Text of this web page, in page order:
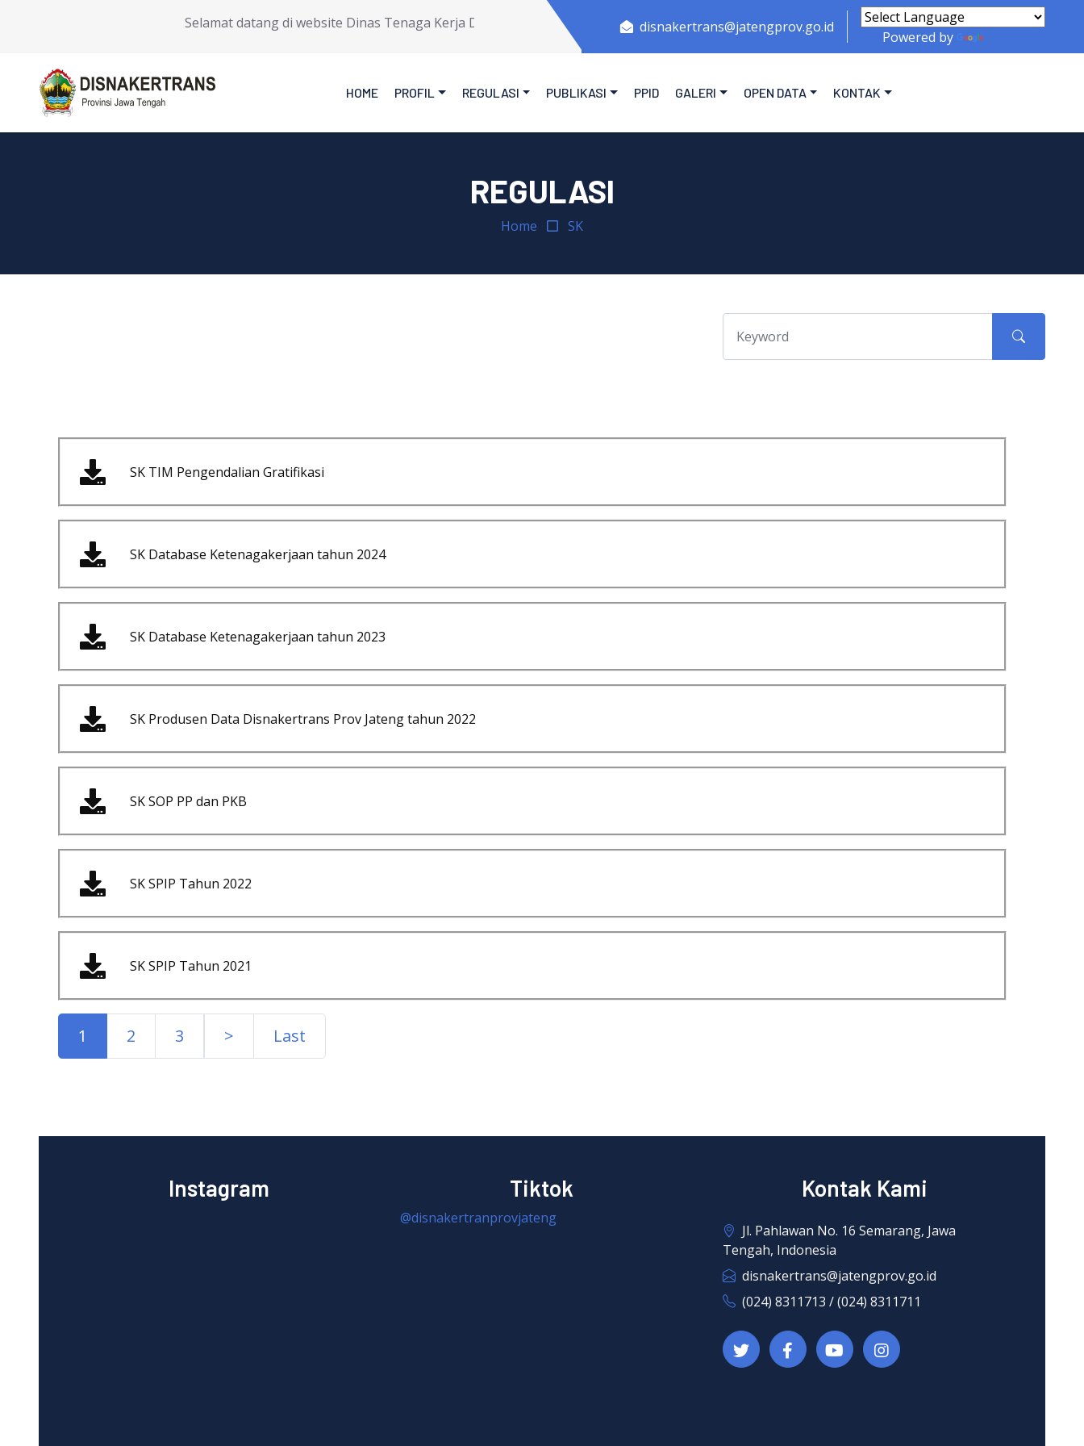
Selamat datang di website Dinas Tenaga Kerja Dan Transmigrasi Provinsi Jawa Tengah.disnakertrans@jatengprov.go.id
Powered by
HOME PROFIL REGULASI PUBLIKASI PPID GALERI OPEN DATA KONTAK
REGULASI
Home SK
SK TIM Pengendalian Gratifikasi
SK Database Ketenagakerjaan tahun 2024
SK Database Ketenagakerjaan tahun 2023
SK Produsen Data Disnakertrans Prov Jateng tahun 2022
SK SOP PP dan PKB
SK SPIP Tahun 2022
SK SPIP Tahun 2021
1 2 3 > Last
Instagram Tiktok
@disnakertranprovjateng
Kontak Kami
Jl. Pahlawan No. 16 Semarang, Jawa
Tengah, Indonesia
disnakertrans@jatengprov.go.id
(024) 8311713 / (024) 8311711